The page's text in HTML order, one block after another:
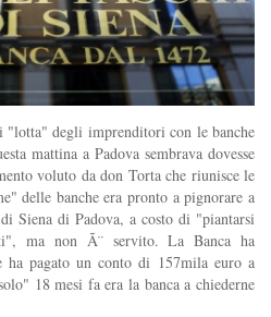
"lotta" degli imprenditori con le banche
mattina a Padova sembrava dovesse
voluto da don Torta che riunisce le
delle banche era pronto a pignorare a
Siena di Padova, a costo di "piantarsi
ma non Ã¨ servito. La Banca ha
pagato un conto di 157mila euro a
18 mesi fa era la banca a chiederne